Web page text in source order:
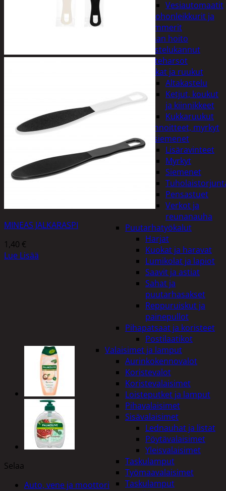
Vesiautomaatit
Ruohonleikkurit ja
trimmerit
Puutarhan hoito
Kastelukannut
Kateharsot
Kukat ja ruukut
Altakastelu
Ketjut, koukut
ja kiinnikkeet
Kukkaruukut
Lannoitteet, myrkyt
ja siemenet
Lisäravinteet
Myrkyt
Siemenet
Pensastuet
Verkot ja
reunanauha
Puutarhatyökalut
Harjat
Kuokat ja haravat
Lumikolat ja lapiot
Saavit ja astiat
Sahat ja
puutarhasakset
Reppuruiskut ja
painepullot
Pihapatsaat ja koristeet
Postilaatikot
Valaisimet ja lamput
Aurinkokennovalot
Koristevalot
Koristevalaisimet
Loisteputket ja lamput
Pihavalaisimet
Sisävalaisimet
Lednauhat ja listat
Pöytävalaisimet
Yleisvalaisimet
Taskulamput
Työmaavalaisimet
Taskulamput
MINEAS JALKARASPI
1,40 €
Lue Lisää
Selaa
Auto, vene ja moottori